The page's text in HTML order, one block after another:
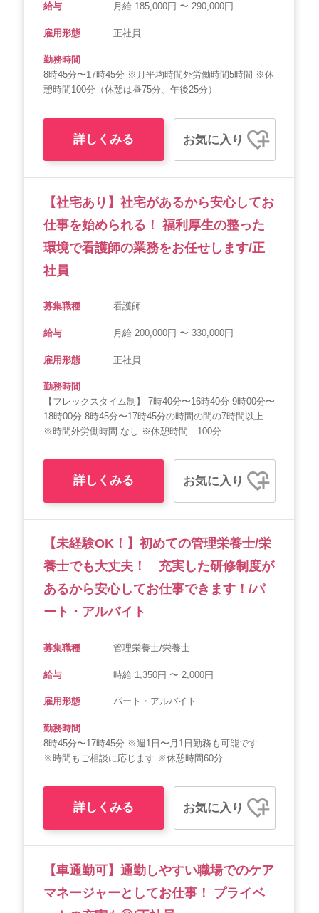
給与 月給 185,000円 〜 290,000円
雇用形態 正社員
勤務時間
8時45分〜17時45分 ※月平均時間外労働時間5時間 ※休
憩時間100分（休憩は昼75分、午後25分）
詳しくみる お気に入り
【社宅あり】社宅があるから安心してお
仕事を始められる！ 福利厚生の整った
環境で看護師の業務をお任せします/正
社員
募集職種 看護師
給与 月給 200,000円 〜 330,000円
雇用形態 正社員
勤務時間
【フレックスタイム制】 7時40分〜16時40分 9時00分〜
18時00分 8時45分〜17時45分の時間の間の7時間以上
※時間外労働時間 なし ※休憩時間 100分
詳しくみる お気に入り
【未経験OK！】初めての管理栄養士/栄
養士でも大丈夫！ 充実した研修制度が
あるから安心してお仕事できます！/パ
ート・アルバイト
募集職種 管理栄養士/栄養士
給与 時給 1,350円 〜 2,000円
雇用形態 パート・アルバイト
勤務時間
8時45分〜17時45分 ※週1日〜月1日勤務も可能です
※時間もご相談に応じます ※休憩時間60分
詳しくみる お気に入り
【車通勤可】通勤しやすい職場でのケア
マネージャーとしてお仕事！ プライベ